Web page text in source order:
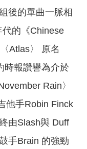
後的單曲一脈相
的《Chinese
Atlas〉 原名
時報讚譽為介於
Rain〉
他手Robin Finck
由Slash與 Duff
手Brain 的強勁